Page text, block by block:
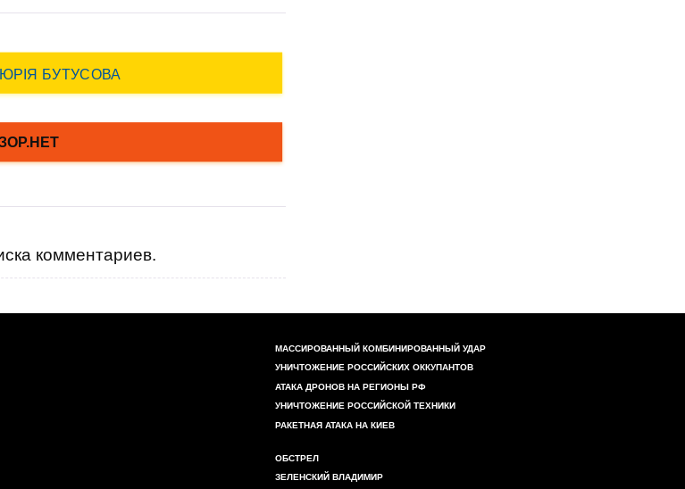
комментариев.
МАССИРОВАННЫЙ КОМБИНИРОВАННЫЙ УДАР
УНИЧТОЖЕНИЕ РОССИЙСКИХ ОККУПАНТОВ
АТАКА ДРОНОВ НА РЕГИОНЫ РФ
УНИЧТОЖЕНИЕ РОССИЙСКОЙ ТЕХНИКИ
РАКЕТНАЯ АТАКА НА КИЕВ
ОБСТРЕЛ
ЗЕЛЕНСКИЙ ВЛАДИМИР